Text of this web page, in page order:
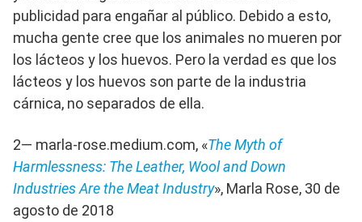
publicidad para engañar al público. Debido a esto,
mucha gente cree que los animales no mueren por
los lácteos y los huevos. Pero la verdad es que los
lácteos y los huevos son parte de la industria
cárnica, no separados de ella.
2— marla-rose.medium.com, «The Myth of
Harmlessness: The Leather, Wool and Down
Industries Are the Meat Industry», Marla Rose, 30 de
agosto de 2018